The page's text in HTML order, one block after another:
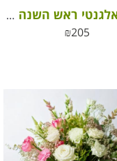
מארז אלגנטי ראש השנה לשנה חדשה וטובה
₪205